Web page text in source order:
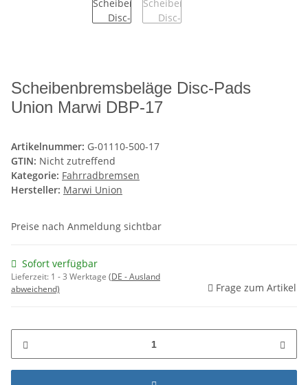
Scheibenbremsbeläge Disc-Pads
Union Marwi DBP-17
Artikelnummer: G-01110-500-17
GTIN: Nicht zutreffend
Kategorie: Fahrradbremsen
Hersteller: Marwi Union
Preise nach Anmeldung sichtbar
Sofort verfügbar
Lieferzeit: 1 - 3 Werktage (DE - Ausland
abweichend)
Frage zum Artikel